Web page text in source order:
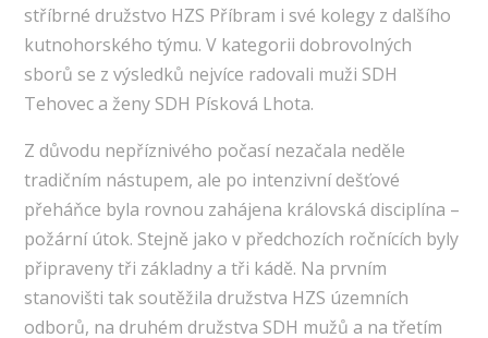
stříbrné družstvo HZS Příbram i své kolegy z dalšího
kutnohorského týmu. V kategorii dobrovolných
sborů se z výsledků nejvíce radovali muži SDH
Tehovec a ženy SDH Písková Lhota.
Z důvodu nepříznivého počasí nezačala neděle
tradičním nástupem, ale po intenzivní dešťové
přeháňce byla rovnou zahájena královská disciplína –
požární útok. Stejně jako v předchozích ročnících byly
připraveny tři základny a tři kádě. Na prvním
stanovišti tak soutěžila družstva HZS územních
odborů, na druhém družstva SDH mužů a na třetím